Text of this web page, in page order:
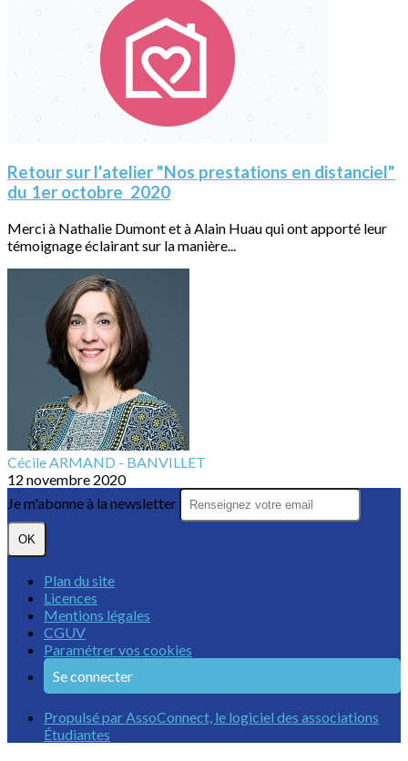
Retour sur l'atelier "Nos prestations en distanciel"
du 1er octobre 2020
Merci à Nathalie Dumont et à Alain Huau qui ont apporté leur
témoignage éclairant sur la manière...
Cécile ARMAND - BANVILLET
12 novembre 2020
Je m'abonne à la newsletter
OK
Plan du site
Licences
Mentions légales
CGUV
Paramétrer vos cookies
Se connecter
Propulsé par AssoConnect, le logiciel des associations
Étudiantes